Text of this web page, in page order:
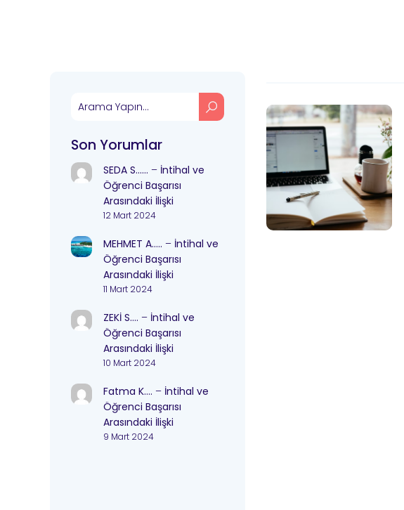
Son Yorumlar
SEDA S…… – İntihal ve
Öğrenci Başarısı
Arasındaki İlişki
12 Mart 2024
MEHMET A….. – İntihal ve
Öğrenci Başarısı
Arasındaki İlişki
11 Mart 2024
ZEKİ S…. – İntihal ve
Öğrenci Başarısı
Arasındaki İlişki
10 Mart 2024
Fatma K…. – İntihal ve
Öğrenci Başarısı
Arasındaki İlişki
9 Mart 2024